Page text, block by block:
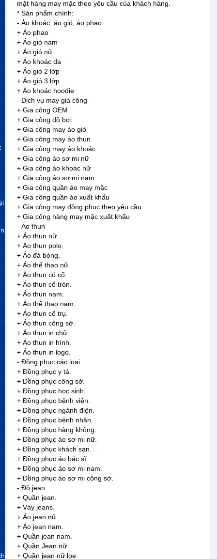
mặt hàng may mặc theo yêu cầu của khách hàng.
* Sản phẩm chính:
- Áo khoác, áo gió, áo phao
+ Áo phao
+ Áo gió nam
+ Áo gió nữ
+ Áo khoác da
+ Áo gió 2 lớp
+ Áo gió 3 lớp
+ Áo khoác hoodie
- Dịch vụ may gia công
+ Gia công OEM
+ Gia công đồ bơi
+ Gia công may áo gió
+ Gia công may áo thun
+ Gia công may áo khoác
+ Gia công áo sơ mi nữ
+ Gia công áo khoác nữ
+ Gia công áo sơ mi nam
+ Gia công quần áo may mặc
+ Gia công quần áo xuất khẩu
+ Gia công may đồng phục theo yêu cầu
+ Gia công hàng may mặc xuất khẩu
- Áo thun
+ Áo thun nữ.
+ Áo thun polo.
+ Áo đá bóng.
+ Áo thể thao nữ.
+ Áo thun có cổ.
+ Áo thun cổ tròn.
+ Áo thun nam.
+ Áo thể thao nam.
+ Áo thun cổ trụ.
+ Áo thun công sở.
+ Áo thun in chữ.
+ Áo thun in hình.
+ Áo thun in logo.
- Đồng phục các loại.
+ Đồng phục y tá.
+ Đồng phục công sở.
+ Đồng phục học sinh.
+ Đồng phục bệnh viện.
+ Đồng phục ngành điện.
+ Đồng phục bệnh nhân.
+ Đồng phục hàng không.
+ Đồng phục áo sơ mi nữ.
+ Đồng phục khách sạn.
+ Đồng phục áo bác sĩ.
+ Đồng phục áo sơ mi nam.
+ Đồng phục áo sơ mi công sở.
- Đồ jean.
+ Quần jean.
+ Váy jeans.
+ Áo jean nữ.
+ Áo jean nam.
+ Quần jean nam.
+ Quần Jean nữ.
+ Quần jean nữ loe.